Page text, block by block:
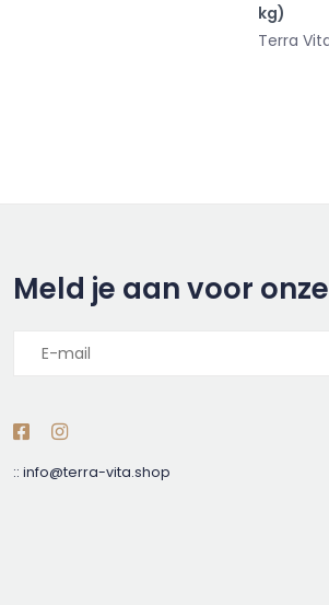
kg)
Terra
Meld je aan voor
:: info@terra-vita.shop